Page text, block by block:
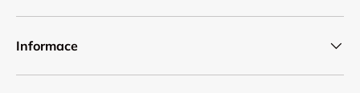
Informace